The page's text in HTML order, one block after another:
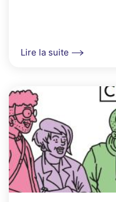
Lire la suite